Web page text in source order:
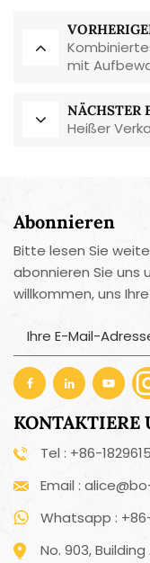
mit
NÄCHSTER
Heißer
Abonnieren
Bitte lesen Sie
abonnieren Sie uns
willkommen, uns
KONTAKTIERE
Tel : +86-
Email :
Whatsapp :
No. 903,